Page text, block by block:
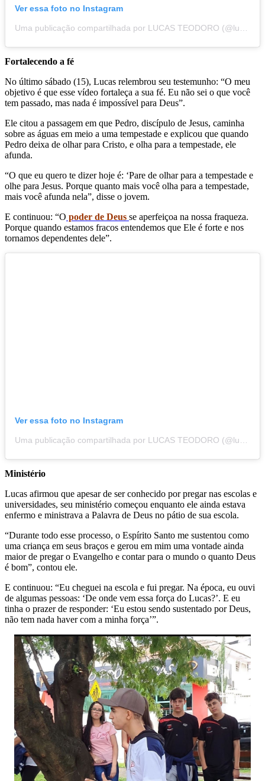
Ver essa foto no Instagram
Fortalecendo a fé
No último sábado (15), Lucas relembrou seu testemunho: “O meu
objetivo é que esse vídeo fortaleça a sua fé. Eu não sei o que você
tem passado, mas nada é impossível para Deus”.
Ele citou a passagem em que Pedro, discípulo de Jesus, caminha
sobre as águas em meio a uma tempestade e explicou que quando
Pedro deixa de olhar para Cristo, e olha para a tempestade, ele
afunda.
“O que eu quero te dizer hoje é: ‘Pare de olhar para a tempestade e
olhe para Jesus. Porque quanto mais você olha para a tempestade,
mais você afunda nela”, disse o jovem.
E continuou: “O poder de Deus se aperfeiçoa na nossa fraqueza.
Porque quando estamos fracos entendemos que Ele é forte e nos
tornamos dependentes dele”.
Ver essa foto no Instagram
Ministério
Lucas afirmou que apesar de ser conhecido por pregar nas escolas e
universidades, seu ministério começou enquanto ele ainda estava
enfermo e ministrava a Palavra de Deus no pátio de sua escola.
“Durante todo esse processo, o Espírito Santo me sustentou como
uma criança em seus braços e gerou em mim uma vontade ainda
maior de pregar o Evangelho e contar para o mundo o quanto Deus
é bom”, contou ele.
E continuou: “Eu cheguei na escola e fui pregar. Na época, eu ouvi
de algumas pessoas: ‘De onde vem essa força do Lucas?’. E eu
tinha o prazer de responder: ‘Eu estou sendo sustentado por Deus,
não tem nada haver com a minha força’”.